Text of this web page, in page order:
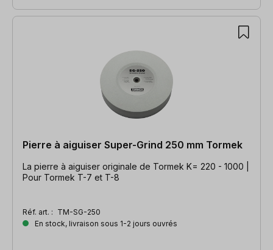
Pierre à aiguiser Super-Grind 250 mm Tormek
La pierre à aiguiser originale de Tormek K= 220 - 1000 |
Pour Tormek T-7 et T-8
Réf. art. : TM-SG-250
En stock, livraison sous 1-2 jours ouvrés